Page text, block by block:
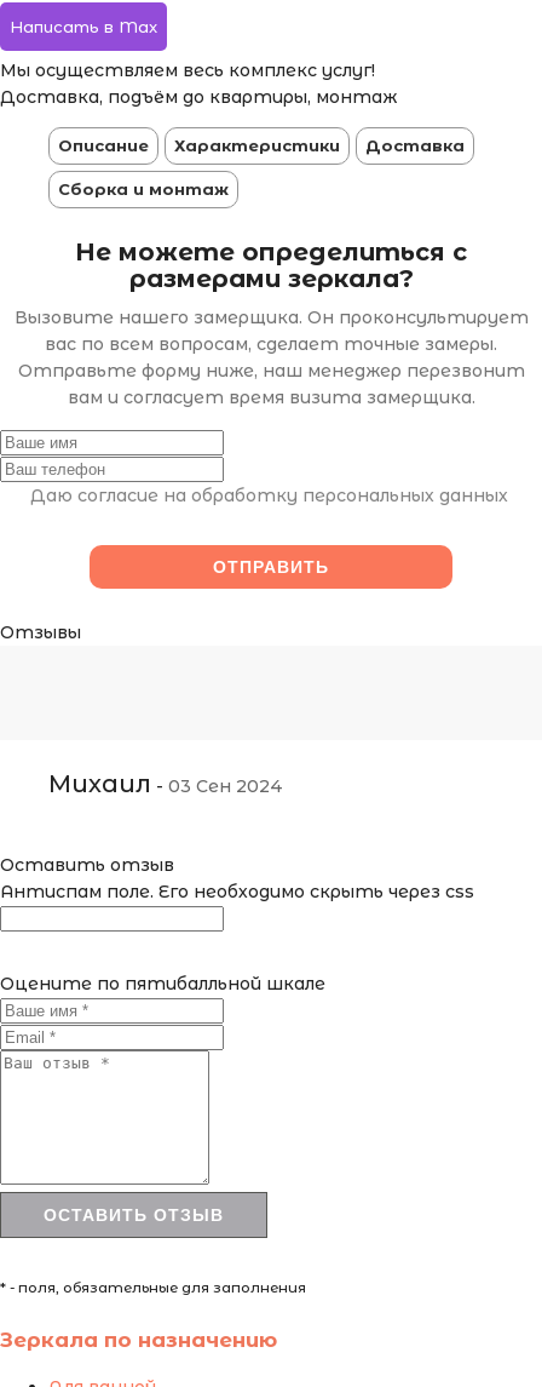
Написать в Max
Мы осуществляем весь комплекс услуг!
Доставка, подъём до квартиры, монтаж
Описание Характеристики Доставка
Сборка и монтаж
Не можете определиться с
размерами зеркала?
Вызовите нашего замерщика. Он проконсультирует
вас по всем вопросам, сделает точные замеры.
Отправьте форму ниже, наш менеджер перезвонит
вам и согласует время визита замерщика.
Даю согласие на обработку персональных данных
Отзывы
Михаил - 03 Сен 2024
Оставить отзыв
Антиспам поле. Его необходимо скрыть через css
Оцените по пятибалльной шкале
* - поля, обязательные для заполнения
Зеркала по назначению